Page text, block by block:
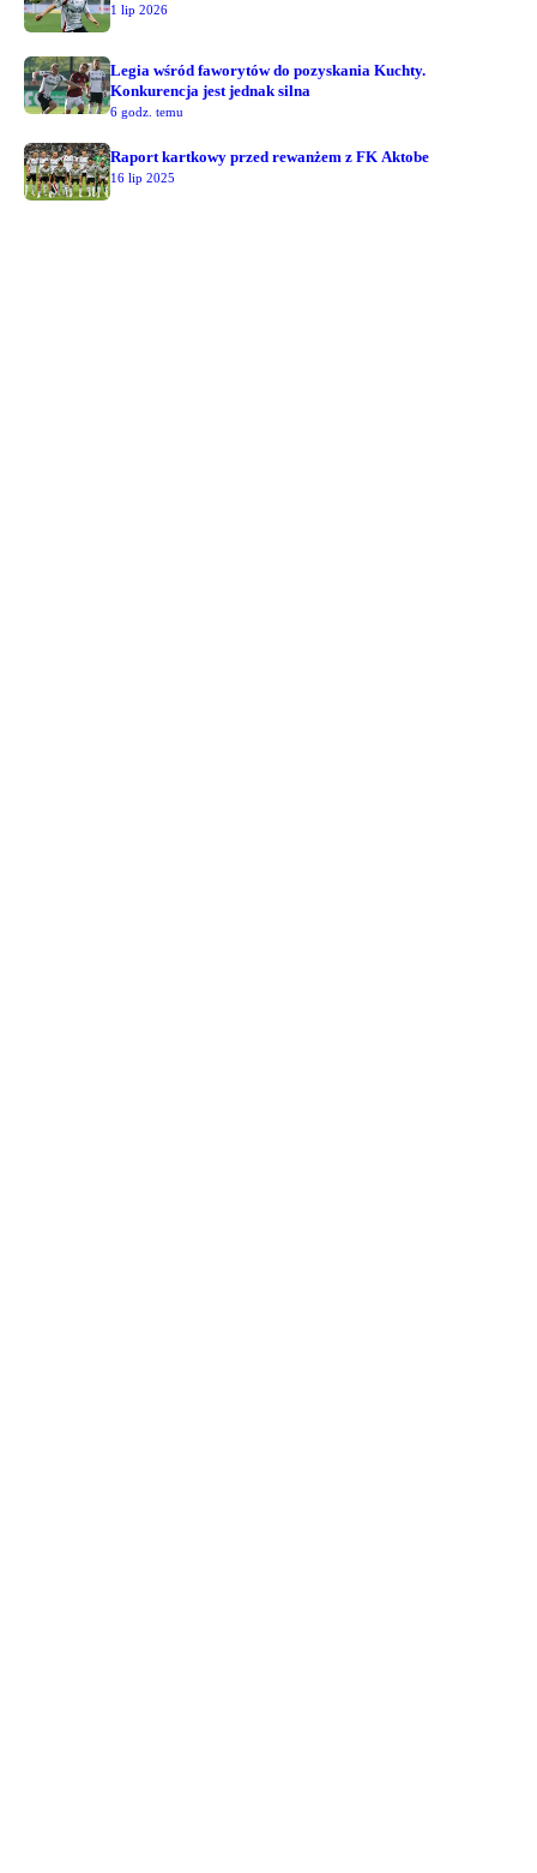
1 lip 2026
Legia wśród faworytów do pozyskania Kuchty.
Konkurencja jest jednak silna
6 godz. temu
Raport kartkowy przed rewanżem z FK Aktobe
16 lip 2025